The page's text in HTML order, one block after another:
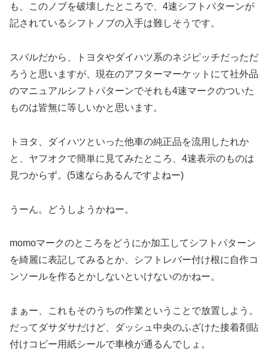
も、このノブを破壊したところで、4速シフトパターンが
記されているシフトノブの入手は難しそうです。
スバルだから、トヨタやダイハツ系のネジピッチだっただ
ろうと思いますが、現在のアフターマーケットにて社外品
のマニュアルシフトパターンでそれも4速マークのついた
ものは皆無に等しいかと思います。
トヨタ、ダイハツといった他車の純正品を流用したれか
と、ヤフオクで簡単に見てみたところ、4速表示のものは
見つからず。(5速ならあるんですよねー)
うーん。どうしようかねー。
momoマークのところをどうにか加工してシフトパターン
を綺麗に表記してみるとか、シフトレバー付け根に自作コ
ンソールを作るとかしないといけないのかねー。
まぁー、これもそのうちの作業ということで放置しよう。
だってダサダサだけど、ダッシュ中央のふざけた接着剤貼
付けコピー用紙シールで車検が通るんでしょ。